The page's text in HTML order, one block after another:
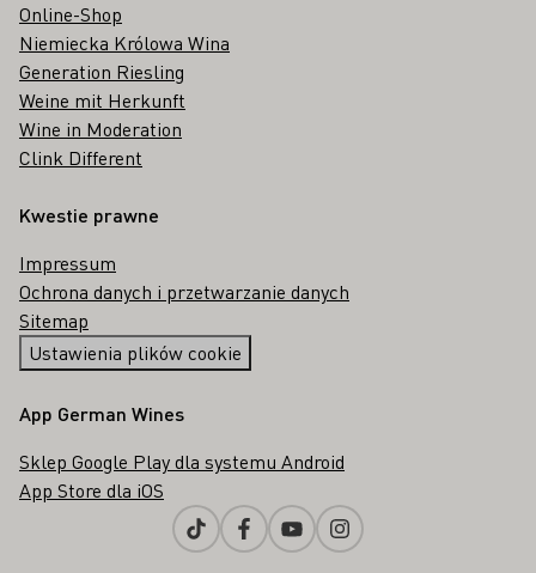
Online-Shop
Niemiecka Królowa Wina
Generation Riesling
Weine mit Herkunft
Wine in Moderation
Clink Different
Kwestie prawne
Impressum
Ochrona danych i przetwarzanie danych
Sitemap
Ustawienia plików cookie
App German Wines
Sklep Google Play dla systemu Android
App Store dla iOS
TiktokFacebookYoutubeInstagram